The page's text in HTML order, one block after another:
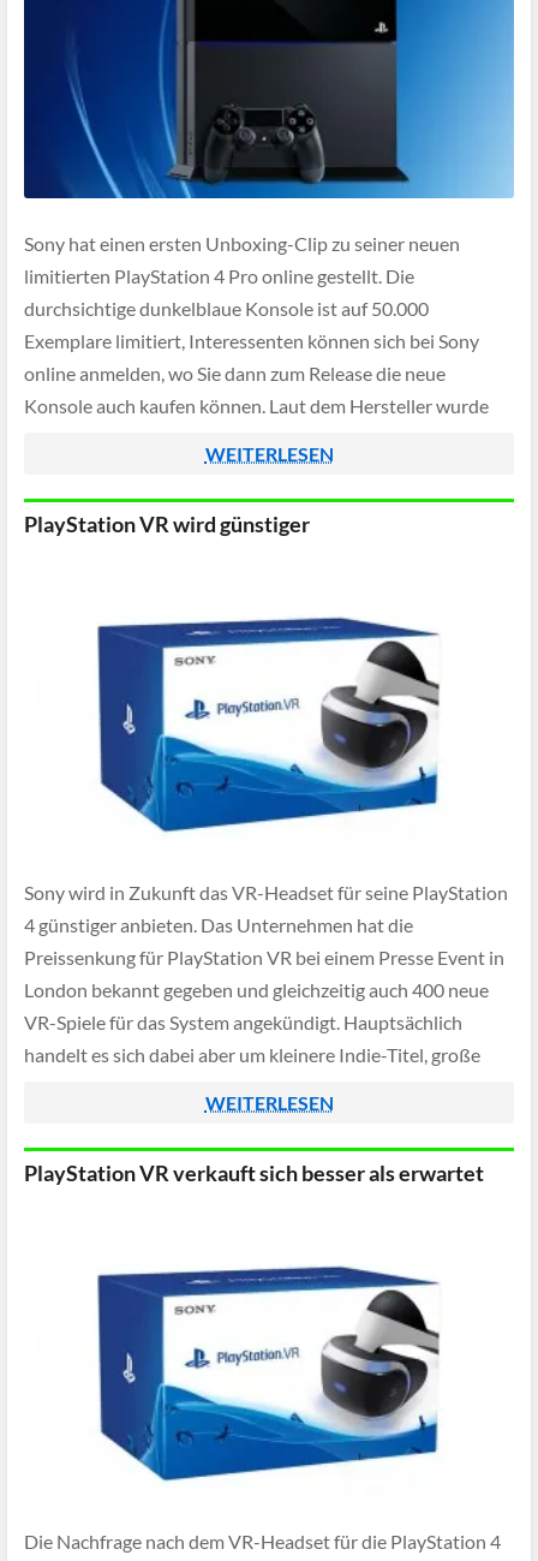
Sony hat einen ersten Unboxing-Clip zu seiner neuen
limitierten PlayStation 4 Pro online gestellt. Die
durchsichtige dunkelblaue Konsole ist auf 50.000
Exemplare limitiert, Interessenten können sich bei Sony
online anmelden, wo Sie dann zum Release die neue
Konsole auch kaufen können. Laut dem Hersteller wurde
WEITERLESEN
PlayStation VR wird günstiger
Sony wird in Zukunft das VR-Headset für seine PlayStation
4 günstiger anbieten. Das Unternehmen hat die
Preissenkung für PlayStation VR bei einem Presse Event in
London bekannt gegeben und gleichzeitig auch 400 neue
VR-Spiele für das System angekündigt. Hauptsächlich
handelt es sich dabei aber um kleinere Indie-Titel, große
WEITERLESEN
PlayStation VR verkauft sich besser als erwartet
Die Nachfrage nach dem VR-Headset für die PlayStation 4